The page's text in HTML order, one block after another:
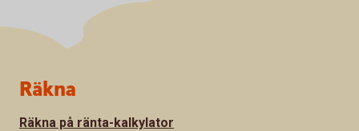
Sidfot
Räkna
Räkna på ränta-kalkylator